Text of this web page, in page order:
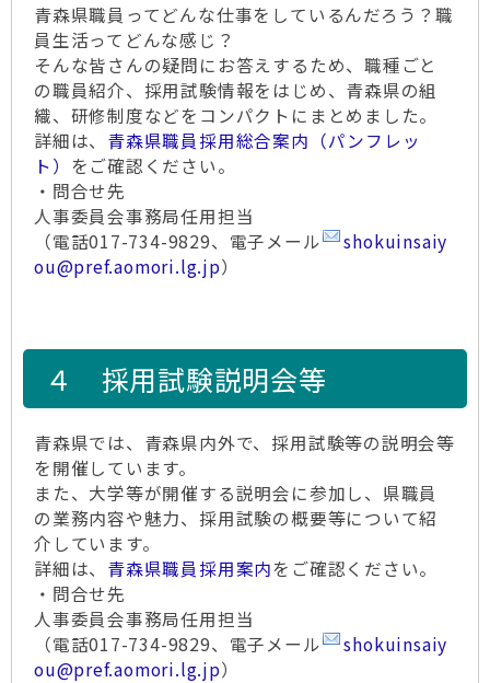
青森県職員ってどんな仕事をしているんだろう？職
員生活ってどんな感じ？
そんな皆さんの疑問にお答えするため、職種ごと
の職員紹介、採用試験情報をはじめ、青森県の組
織、研修制度などをコンパクトにまとめました。
詳細は、 青森県職員採用総合案内（パンフレッ
ト）
をご確認ください。
・問合せ先
人事委員会事務局任用担当
（電話017-734-9829、電子メール
shokuinsaiy
ou@pref.aomori.lg.jp）
４ 採用試験説明会等
青森県では、青森県内外で、採用試験等の説明会等
を開催しています。
また、大学等が開催する説明会に参加し、県職員
の業務内容や魅力、採用試験の概要等について紹
介しています。
詳細は、 青森県職員採用案内をご確認ください。
・問合せ先
人事委員会事務局任用担当
（電話017-734-9829、電子メール
shokuinsaiy
ou@pref.aomori.lg.jp）